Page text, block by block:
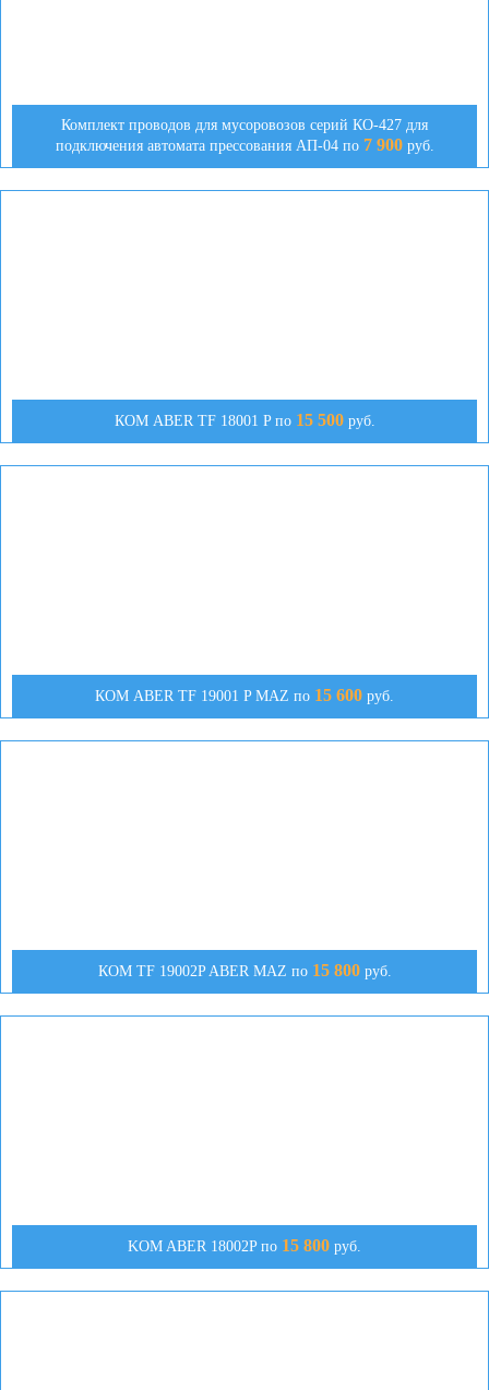
Комплект проводов для мусоровозов серий КО-427 для
подключения автомата прессования АП-04 по 7 900руб.
КОМ ABER TF 18001 P по 15 500руб.
КОМ АBER TF 19001 P MAZ по 15 600 руб.
КОМ TF 19002P ABER MAZ по 15 800руб.
KOM ABER 18002P по 15 800 руб.